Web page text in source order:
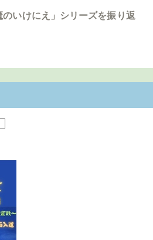
のいけにえ」シリーズを振り返